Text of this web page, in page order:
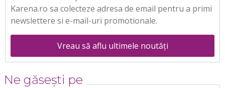
Karena.ro sa colecteze adresa de email pentru a primi
newslettere si e-mail-uri promotionale.
Vreau să aflu ultimele noutăți
Ne găsești pe